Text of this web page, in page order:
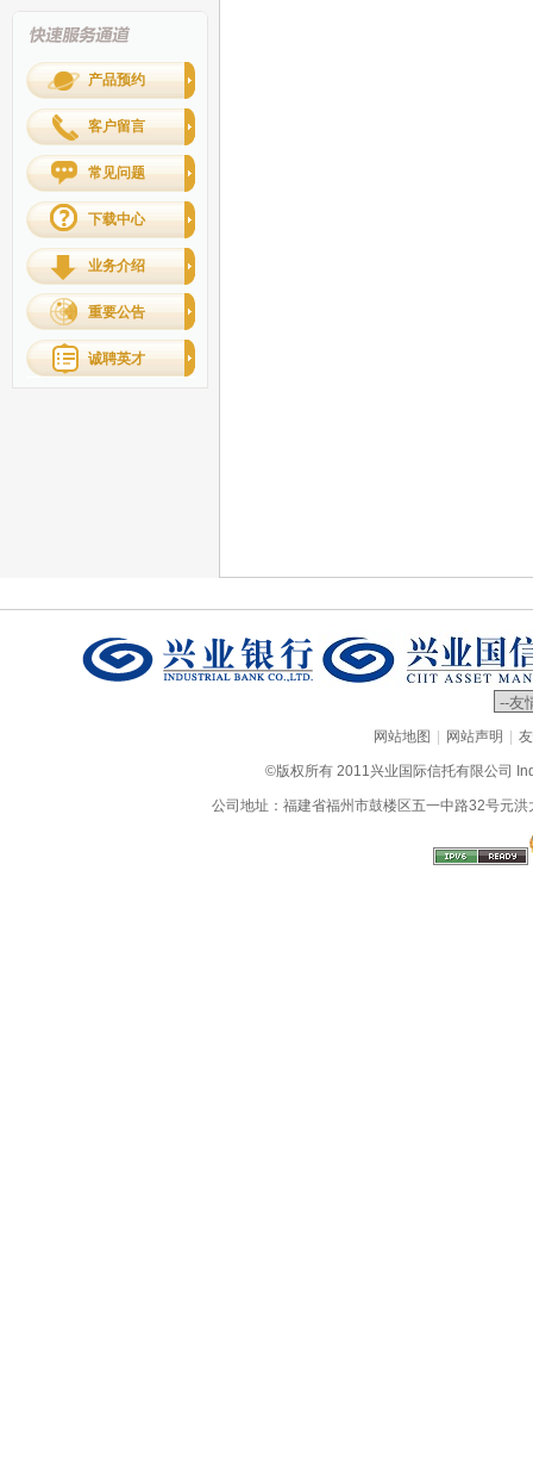
产品预约
客户留言
常见问题
下载中心
业务介绍
重要公告
诚聘英才
网站地图 | 网站声明 |
©版权所有 2011兴业国际信托有限公司
公司地址：福建省福州市鼓楼区五一中路32号元